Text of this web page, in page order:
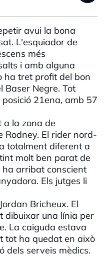
avui la bona
L'esquiador de
més
i amb alguna
ha tret profit del bon
Baser Negre. Tot
21ena, amb 57
a la zona de
Rodney. El rider nord-
totalment diferent a
molt ben parat de
arribat conscient
Els jutges li
Bricheux. El
dibuixar una línia per
La caiguda estava
tot ha quedat en això
dels serveis mèdics.